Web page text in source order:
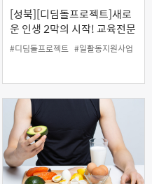
특강 #인생설계 #일활동지원사업
[성북][디딤돌프로젝트]새로
운 인생 2막의 시작! 교육전문
가가 직접 알려주는 좋은 부모
되기 프로젝트(8.19)
#디딤돌프로젝트 #일활동지원사업